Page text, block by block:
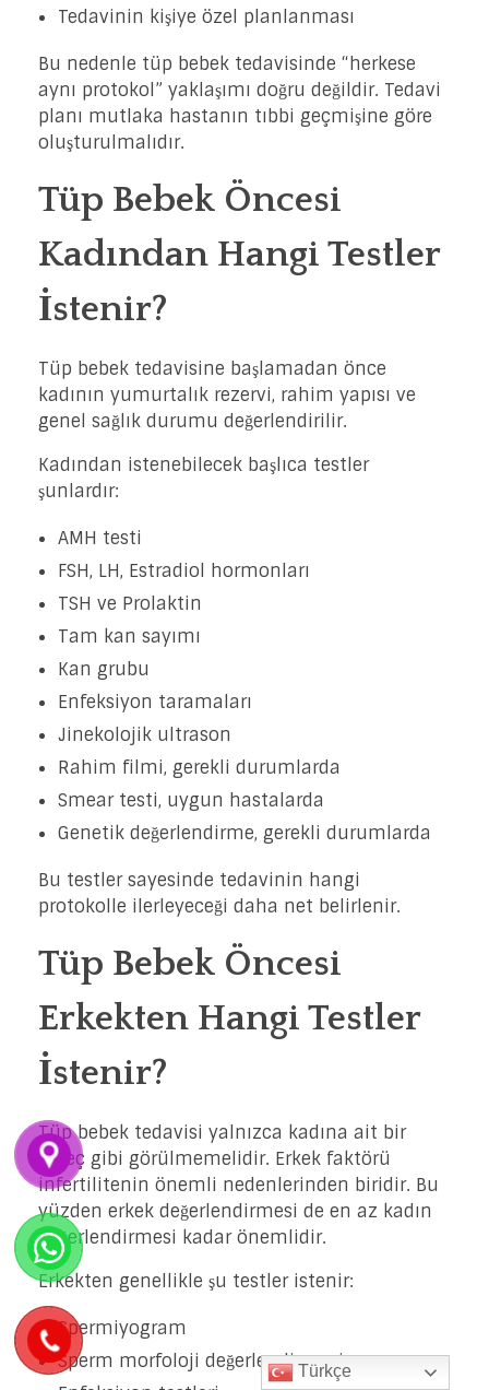
Tedavinin kişiye özel planlanması
Bu nedenle tüp bebek tedavisinde “herkese
aynı protokol” yaklaşımı doğru değildir. Tedavi
planı mutlaka hastanın tıbbi geçmişine göre
oluşturulmalıdır.
Tüp Bebek Öncesi
Kadından Hangi Testler
İstenir?
Tüp bebek tedavisine başlamadan önce
kadının yumurtalık rezervi, rahim yapısı ve
genel sağlık durumu değerlendirilir.
Kadından istenebilecek başlıca testler
şunlardır:
AMH testi
FSH, LH, Estradiol hormonları
TSH ve Prolaktin
Tam kan sayımı
Kan grubu
Enfeksiyon taramaları
Jinekolojik ultrason
Rahim filmi, gerekli durumlarda
Smear testi, uygun hastalarda
Genetik değerlendirme, gerekli durumlarda
Bu testler sayesinde tedavinin hangi
protokolle ilerleyeceği daha net belirlenir.
Tüp Bebek Öncesi
Erkekten Hangi Testler
İstenir?
Tüp bebek tedavisi yalnızca kadına ait bir
süreç gibi görülmemelidir. Erkek faktörü
infertilitenin önemli nedenlerinden biridir. Bu
yüzden erkek değerlendirmesi de en az kadın
değerlendirmesi kadar önemlidir.
Erkekten genellikle şu testler istenir:
Spermiyogram
Sperm morfoloji değerlendirmesi
Türkçe